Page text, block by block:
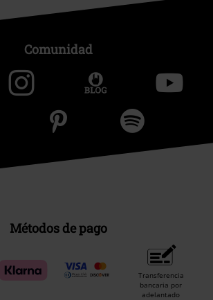
Comunidad
Métodos de pago
Transferencia
bancaria por
adelantado